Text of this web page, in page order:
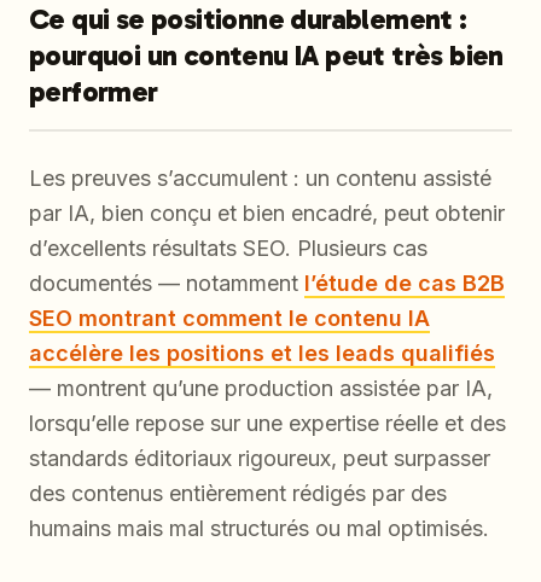
Ce qui se positionne durablement :
pourquoi un contenu IA peut très bien
performer
Les preuves s’accumulent : un contenu assisté
par IA, bien conçu et bien encadré, peut obtenir
d’excellents résultats SEO. Plusieurs cas
documentés — notamment l’étude de cas B2B
SEO montrant comment le contenu IA
accélère les positions et les leads qualifiés
— montrent qu’une production assistée par IA,
lorsqu’elle repose sur une expertise réelle et des
standards éditoriaux rigoureux, peut surpasser
des contenus entièrement rédigés par des
humains mais mal structurés ou mal optimisés.